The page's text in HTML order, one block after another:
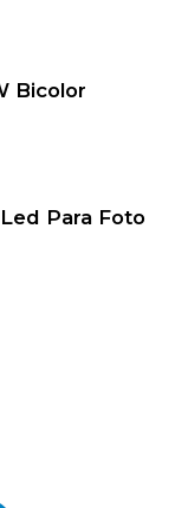
Bicolor
Para Foto